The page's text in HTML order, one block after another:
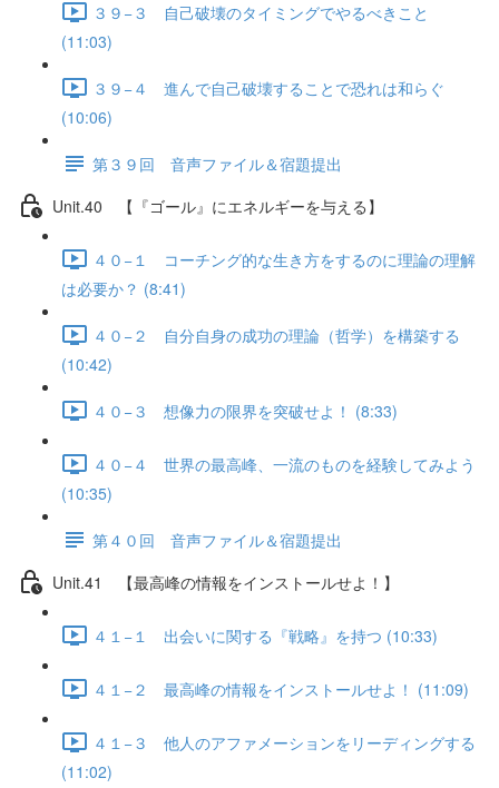
３９−３ 自己破壊のタイミングでやるべきこと
(11:03)
３９−４ 進んで自己破壊することで恐れは和らぐ
(10:06)
第３９回 音声ファイル＆宿題提出
Unit.40 【『ゴール』にエネルギーを与える】
４０−１ コーチング的な生き方をするのに理論の理解
は必要か？ (8:41)
４０−２ 自分自身の成功の理論（哲学）を構築する
(10:42)
４０−３ 想像力の限界を突破せよ！ (8:33)
４０−４ 世界の最高峰、一流のものを経験してみよう
(10:35)
第４０回 音声ファイル＆宿題提出
Unit.41 【最高峰の情報をインストールせよ！】
４１−１ 出会いに関する『戦略』を持つ (10:33)
４１−２ 最高峰の情報をインストールせよ！ (11:09)
４１−３ 他人のアファメーションをリーディングする
(11:02)